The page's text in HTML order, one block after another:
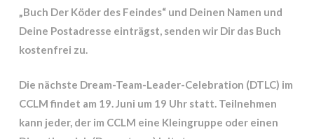
„Buch Der Köder des Feindes“ und Deinen Namen und
Deine Postadresse einträgst, senden wir Dir das Buch
kostenfrei zu.
Die nächste Dream-Team-Leader-Celebration (DTLC) im
CCLM findet am 19. Juni um 19 Uhr statt. Teilnehmen
kann jeder, der im CCLM eine Kleingruppe oder einen